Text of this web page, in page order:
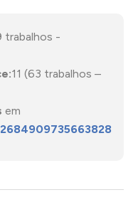
trabalhos -
11 (63 trabalhos –
em